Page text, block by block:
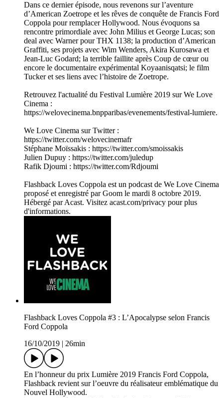
Dans ce dernier épisode, nous revenons sur l’aventure
d’American Zoetrope et les rêves de conquête de Francis Ford
Coppola pour remplacer Hollywood. Nous évoquons sa
rencontre primordiale avec John Milius et George Lucas; son
deal avec Warner pour THX 1138; la production d’American
Graffiti, ses projets avec Wim Wenders, Akira Kurosawa et
Jean-Luc Godard; la terrible faillite après Coup de cœur ou
encore le documentaire expérimental Koyaanisqatsi; le film
Tucker et ses liens avec l’histoire de Zoetrope.
Retrouvez l'actualité du Festival Lumière 2019 sur We Love
Cinema :
https://welovecinema.bnpparibas/evenements/festival-lumiere.
We Love Cinema sur Twitter :
https://twitter.com/welovecinemafr
Stéphane Moïssakis : https://twitter.com/smoissakis
Julien Dupuy : https://twitter.com/juledup
Rafik Djoumi : https://twitter.com/Rdjoumi
Flashback Loves Coppola est un podcast de We Love Cinema
proposé et enregistré par Goom le mardi 8 octobre 2019.
Hébergé par Acast. Visitez acast.com/privacy pour plus
d'informations.
Flashback Loves Coppola #3 : L’Apocalypse selon Francis
Ford Coppola
16/10/2019
26min
En l’honneur du prix Lumière 2019 Francis Ford Coppola,
Flashback revient sur l’oeuvre du réalisateur emblématique du
Nouvel Hollywood.